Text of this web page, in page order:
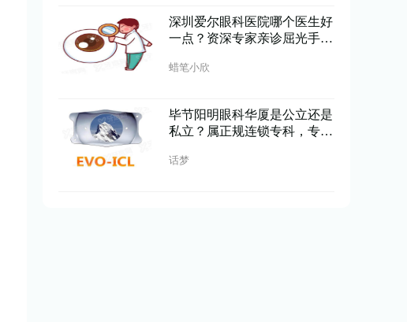
深圳爱尔眼科医院哪个医生好
一点？资深专家亲诊屈光手术
蜡笔小欣
毕节阳明眼科华厦是公立还是
私立？属正规连锁专科，专家
话梦